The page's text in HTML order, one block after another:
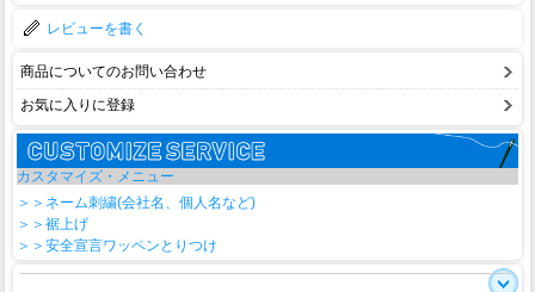
レビューを書く
商品についてのお問い合わせ
お気に入りに登録
カスタマイズ・メニュー
＞＞ネーム刺繍(会社名、個人名など)
＞＞裾上げ
＞＞安全宣言ワッペンとりつけ